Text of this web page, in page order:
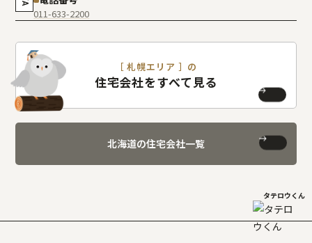
011-633-2200
［ 札幌エリア ］の
住宅会社をすべて見る
北海道の住宅会社一覧
タテロウくん